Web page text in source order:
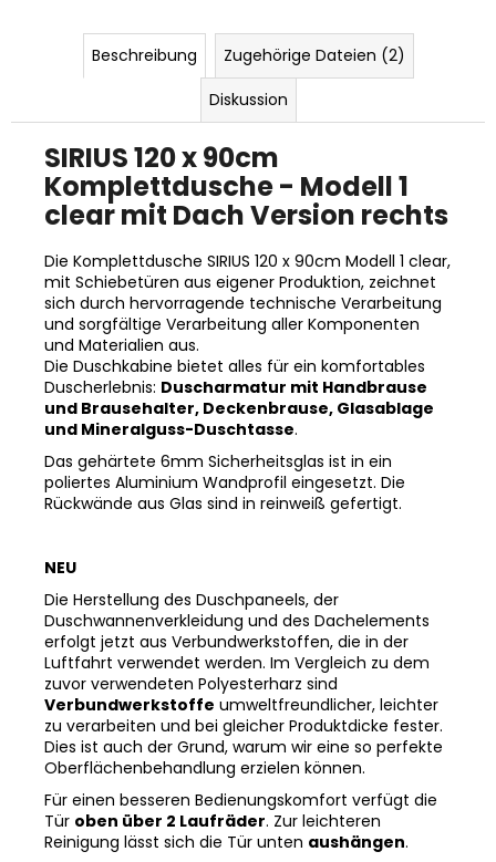
Beschreibung
Zugehörige Dateien (2)
Diskussion
SIRIUS 120 x 90cm
Komplettdusche - Modell 1
clear mit Dach Version rechts
Die Komplettdusche SIRIUS 120 x 90cm Modell 1 clear,
mit Schiebetüren aus eigener Produktion, zeichnet
sich durch hervorragende technische Verarbeitung
und sorgfältige Verarbeitung aller Komponenten
und Materialien aus.
Die Duschkabine bietet alles für ein komfortables
Duscherlebnis: Duscharmatur mit Handbrause
und Brausehalter, Deckenbrause, Glasablage
und Mineralguss-Duschtasse.
Das gehärtete 6mm Sicherheitsglas ist in ein
poliertes Aluminium Wandprofil eingesetzt. Die
Rückwände aus Glas sind in reinweiß gefertigt.
NEU
Die Herstellung des Duschpaneels, der
Duschwannenverkleidung und des Dachelements
erfolgt jetzt aus Verbundwerkstoffen, die in der
Luftfahrt verwendet werden. Im Vergleich zu dem
zuvor verwendeten Polyesterharz sind
Verbundwerkstoffe umweltfreundlicher, leichter
zu verarbeiten und bei gleicher Produktdicke fester.
Dies ist auch der Grund, warum wir eine so perfekte
Oberflächenbehandlung erzielen können.
Für einen besseren Bedienungskomfort verfügt die
Tür oben über 2 Laufräder. Zur leichteren
Reinigung lässt sich die Tür unten aushängen.